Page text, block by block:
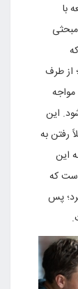
با
از طرف
این
رفتن به
این
که
پس